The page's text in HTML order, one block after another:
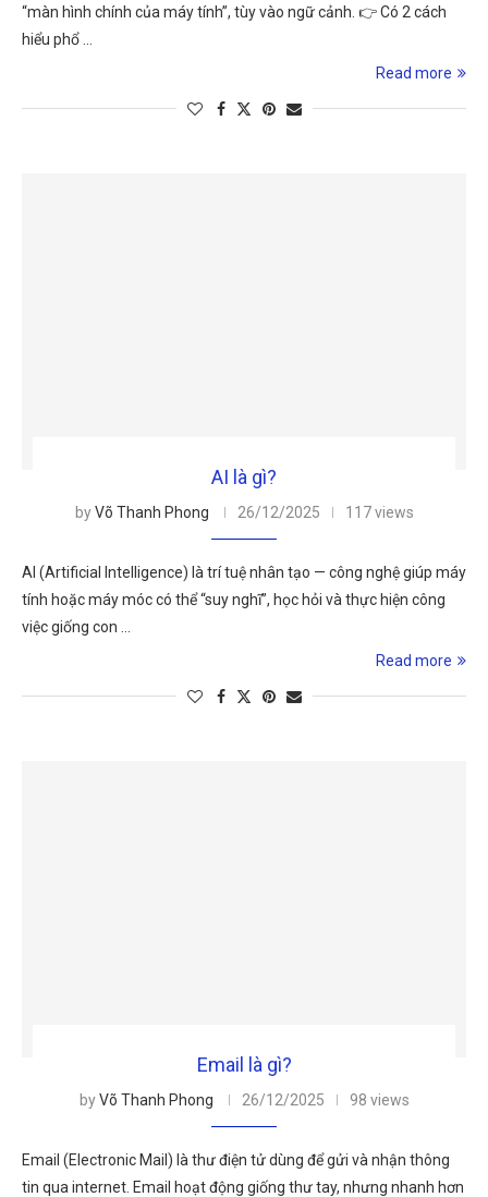
“màn hình chính của máy tính”, tùy vào ngữ cảnh. 👉 Có 2 cách
hiểu phổ …
Read more
AI là gì?
byVõ Thanh Phong 26/12/2025 117 views
AI (Artificial Intelligence) là trí tuệ nhân tạo — công nghệ giúp máy
tính hoặc máy móc có thể “suy nghĩ”, học hỏi và thực hiện công
việc giống con …
Read more
Email là gì?
byVõ Thanh Phong 26/12/2025 98 views
Email (Electronic Mail) là thư điện tử dùng để gửi và nhận thông
tin qua internet. Email hoạt động giống thư tay, nhưng nhanh hơn